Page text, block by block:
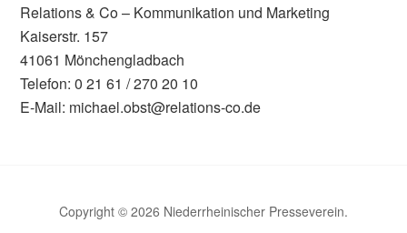
Relations & Co – Kommunikation und Marketing
Kaiserstr. 157
41061 Mönchengladbach
Telefon: 0 21 61 / 270 20 10
E-Mail: michael.obst@relations-co.de
Copyright © 2026 Niederrheinischer Presseverein.